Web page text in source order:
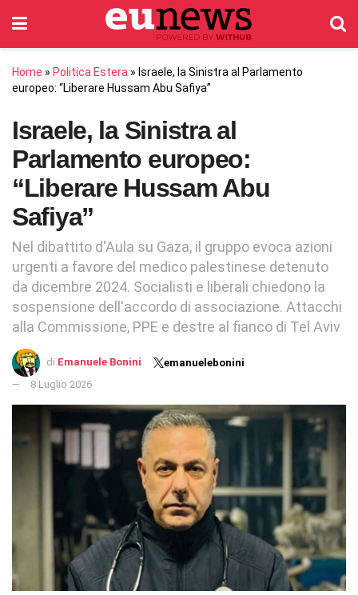
Home » Politica Estera » Israele, la Sinistra al Parlamento
europeo: “Liberare Hussam Abu Safiya”
Israele, la Sinistra al
Parlamento europeo:
“Liberare Hussam Abu
Safiya”
Nel dibattito d'Aula su Gaza, il gruppo evoca azioni
urgenti a favore del medico palestinese detenuto
da dicembre 2024. Socialisti e liberali chiedono la
sospensione dell'accordo di associazione. Attacchi
alla Commissione, PPE e destre al fianco di Tel Aviv
di Emanuele Bonini
emanuelebonini
8 Luglio 2026